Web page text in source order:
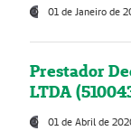
01 de Janeiro de
Prestador
LTDA
01 de Abril de